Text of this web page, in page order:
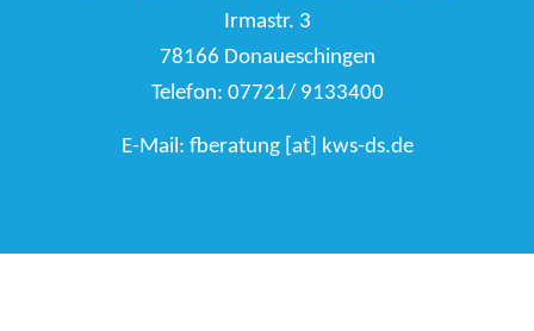
Irmastr. 3
78166 Donaueschingen
Telefon: 07721/ 9133400
E-Mail: fberatung [at] kws-ds.de